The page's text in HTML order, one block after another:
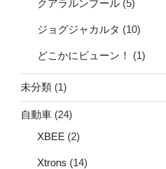
クアラルンプール (5)
ジョグジャカルタ (10)
どこかにビューン！ (1)
未分類 (1)
自動車 (24)
XBEE (2)
Xtrons (14)